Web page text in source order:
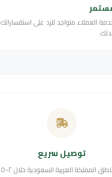
العملاء متواجد للرد على استفساراتك
توصيل سريع
العربية السعودية خلال ٢-٥ أيام عمل.